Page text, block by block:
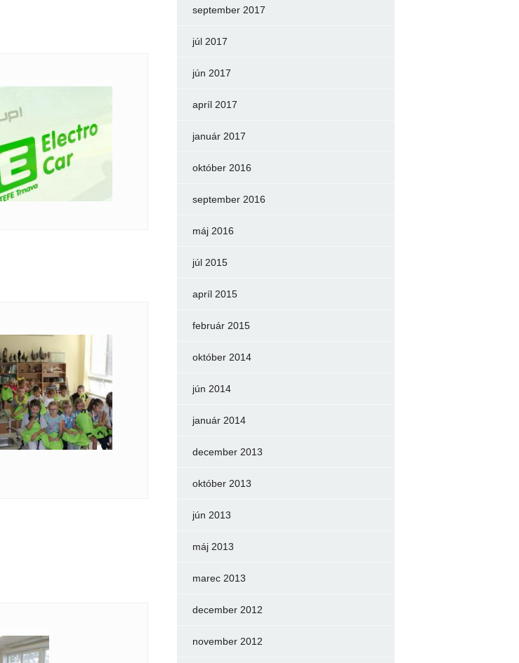
september 2017
júl 2017
jún 2017
apríl 2017
január 2017
október 2016
september 2016
máj 2016
júl 2015
apríl 2015
február 2015
október 2014
jún 2014
január 2014
december 2013
október 2013
jún 2013
máj 2013
marec 2013
december 2012
november 2012